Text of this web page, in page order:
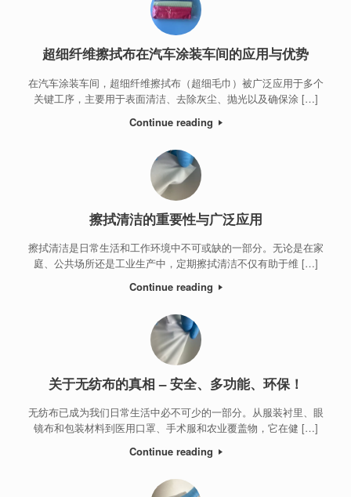
超细纤维擦拭布在汽车涂装车间的应用与优势
在汽车涂装车间，超细纤维擦拭布（超细毛巾）被广泛应用于多个
关键工序，主要用于表面清洁、去除灰尘、抛光以及确保涂 […]
Continue reading
擦拭清洁的重要性与广泛应用
擦拭清洁是日常生活和工作环境中不可或缺的一部分。无论是在家
庭、公共场所还是工业生产中，定期擦拭清洁不仅有助于维 […]
Continue reading
关于无纺布的真相 – 安全、多功能、环保！
无纺布已成为我们日常生活中必不可少的一部分。从服装衬里、眼
镜布和包装材料到医用口罩、手术服和农业覆盖物，它在健 […]
Continue reading